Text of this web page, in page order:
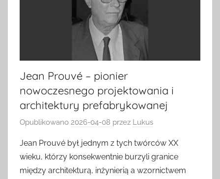
Jean Prouvé – pionier
nowoczesnego projektowania i
architektury prefabrykowanej
Opublikowano 2026-04-08 przez Lukus
Jean Prouvé był jednym z tych twórców XX
wieku, którzy konsekwentnie burzyli granice
między architekturą, inżynierią a wzornictwem